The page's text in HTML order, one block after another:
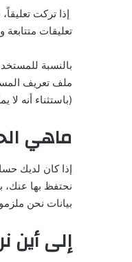
إذا تركت
تعليقات متتابعة
بالنسبة
ملف تعريف
(باستثناء أنه
ماهي
إذا كان لديك
نحتفظ بها
بيانات نحن
إلى أين